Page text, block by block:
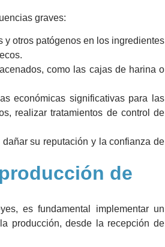
graves:
y otros patógenos en los ingredientes
como las cajas de harina o
económicas significativas para las
realizar tratamientos de control de
su reputación y la confianza de
de
es fundamental implementar un
producción, desde la recepción de